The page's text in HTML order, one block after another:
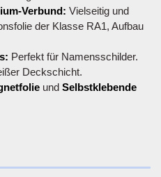
Verbund: Vielseitig und
der Klasse RA1, Aufbau
Perfekt für Namensschilder.
Deckschicht.
und Selbstklebende